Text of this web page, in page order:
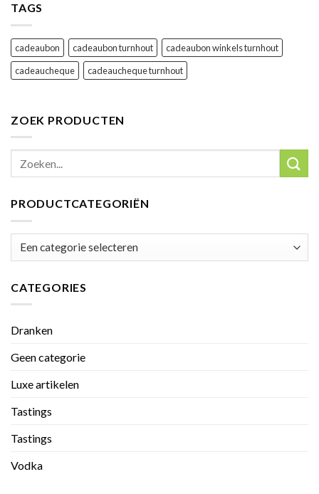
TAGS
cadeaubon cadeaubon turnhout
cadeaubon winkels turnhout
cadeaucheque
cadeaucheque turnhout
ZOEK PRODUCTEN
PRODUCTCATEGORIËN
CATEGORIES
Dranken
Geen categorie
Luxe artikelen
Tastings
Tastings
Vodka